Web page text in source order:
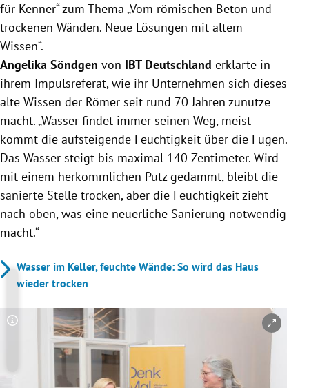
für Kenner“ zum Thema „Vom römischen Beton und
trockenen Wänden. Neue Lösungen mit altem
Wissen“.
Angelika Söndgen von IBT Deutschland erklärte in
ihrem Impulsreferat, wie ihr Unternehmen sich dieses
alte Wissen der Römer seit rund 70 Jahren zunutze
macht. „Wasser findet immer seinen Weg, meist
kommt die aufsteigende Feuchtigkeit über die Fugen.
Das Wasser steigt bis maximal 140 Zentimeter. Wird
mit einem herkömmlichen Putz gedämmt, bleibt die
sanierte Stelle trocken, aber die Feuchtigkeit zieht
nach oben, was eine neuerliche Sanierung notwendig
macht.“
Wasser im Keller, feuchte Wände: So wird das Haus
wieder trocken
Copyright-Hinweis öffnen/schließen